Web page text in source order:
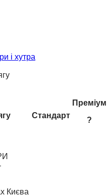
і хутра
Стандарт
Преміум
?
Києва